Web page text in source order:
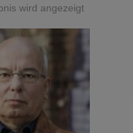
wird angezeigt